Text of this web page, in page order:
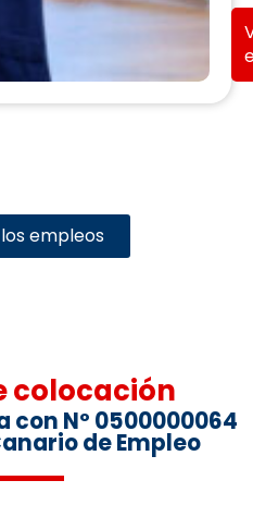
empleos
colocación
Nº 0500000064
de Empleo